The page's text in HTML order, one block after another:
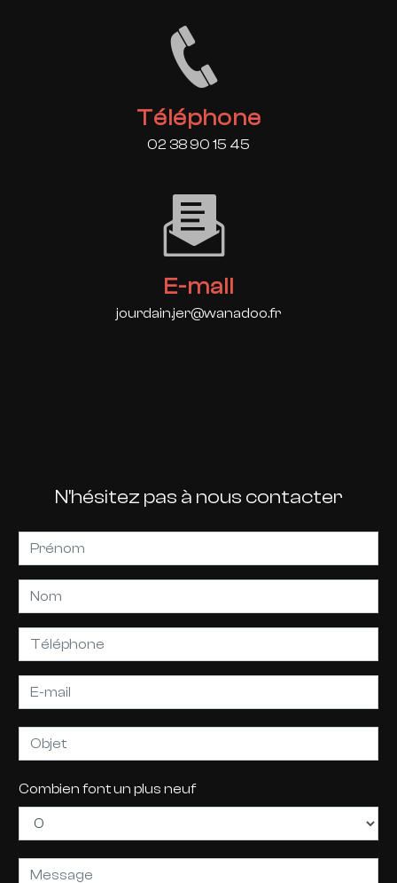
Téléphone
02 38 90 15 45
E-mail
jourdain.jer@wanadoo.fr
N'hésitez pas à nous contacter
Combien font un plus neuf